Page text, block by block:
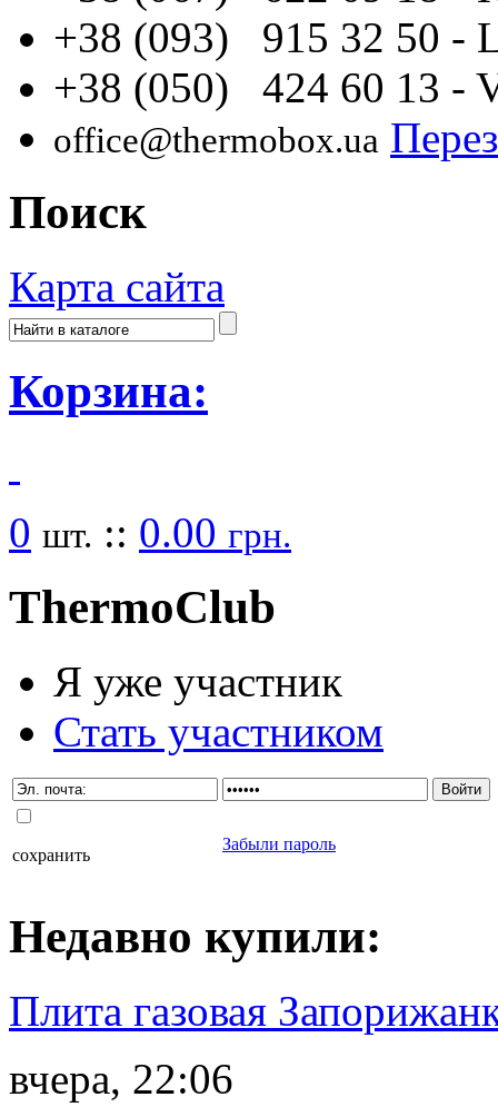
+38 (093) 915 32 50 -
+38 (050) 424 60 13 -
office@thermobox.ua
Поиск
Карта сайта
Корзина:
0 шт. :: 0.00 грн.
ThermoClub
Я уже участник
Стать участником
сохранить
Забыли пароль
Недавно купили:
Плита газовая
вчера, 22:06